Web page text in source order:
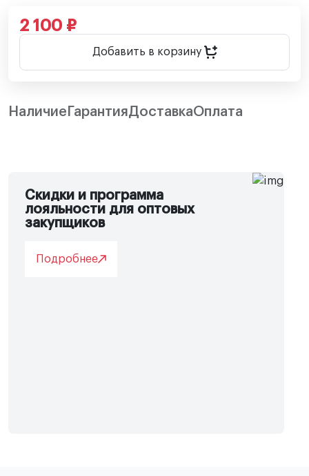
2 100 ₽
Добавить в корзину
Наличие ГарантияДоставкаОплата
Скидки и программа
лояльности для оптовых
закупщиков
Подробнее